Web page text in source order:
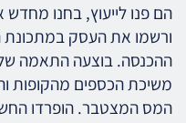
הם פנו לייעוץ, בחנו
ורשמו את העסק במתכונת
ההכנסה. בוצעה התאמה
משיכת הכספים מהקופות
המס המצטבר. הופרדו